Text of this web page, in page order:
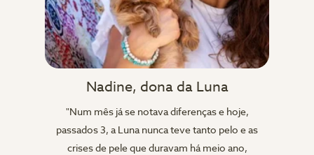
Nadine, dona da Luna
"Num mês já se notava diferenças e hoje,
passados 3, a Luna nunca teve tanto pelo e as
crises de pele que duravam há meio ano,